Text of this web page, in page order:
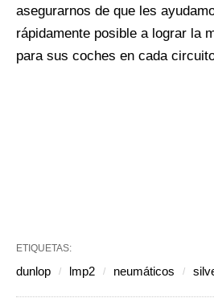
asegurarnos de que les
rápidamente posible a lograr la
para sus coches en cada
ETIQUETAS:
dunlop lmp2 neumáticos